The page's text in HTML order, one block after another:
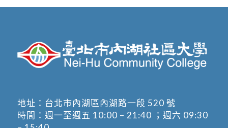
地址： 台北市內湖區內湖路一段 520 號
時間：週一至週五 10:00 – 21:40 ；週六 09:30